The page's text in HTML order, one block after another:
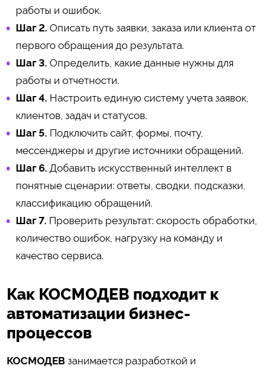
работы и ошибок.
Шаг 2. Описать путь заявки, заказа или клиента от
первого обращения до результата.
Шаг 3. Определить, какие данные нужны для
работы и отчетности.
Шаг 4. Настроить единую систему учета заявок,
клиентов, задач и статусов.
Шаг 5. Подключить сайт, формы, почту,
мессенджеры и другие источники обращений.
Шаг 6. Добавить искусственный интеллект в
понятные сценарии: ответы, сводки, подсказки,
классификацию обращений.
Шаг 7. Проверить результат: скорость обработки,
количество ошибок, нагрузку на команду и
качество сервиса.
Как КОСМОДЕВ подходит к
автоматизации бизнес-
процессов
КОСМОДЕВ занимается разработкой и